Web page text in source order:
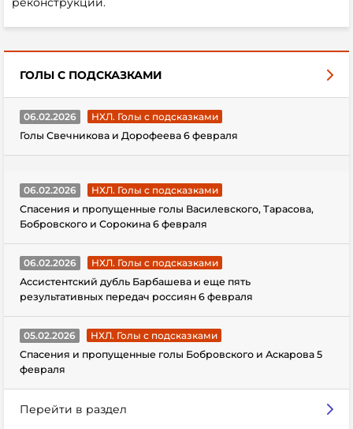
ГОЛЫ С ПОДСКАЗКАМИ
06.02.2026
НХЛ. Голы с подсказками
Голы Свечникова и Дорофеева 6 февраля
06.02.2026
НХЛ. Голы с подсказками
Спасения и пропущенные голы Василевского, Тарасова,
Бобровского и Сорокина 6 февраля
06.02.2026
НХЛ. Голы с подсказками
Ассистентский дубль Барбашева и еще пять
результативных передач россиян 6 февраля
05.02.2026
НХЛ. Голы с подсказками
Спасения и пропущенные голы Бобровского и Аскарова 5
февраля
Перейти в раздел